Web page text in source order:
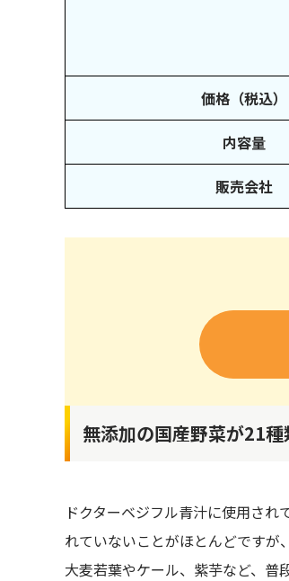
価格（税込）
内容量
販売会社
無添加の国産野菜が21種
ドクターベジフル青汁に使用さ
れていないことがほとんどですが
大麦若葉やケール、紫芋など、普